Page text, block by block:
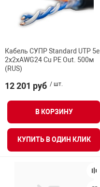
Кабель СУПР Standard UTP 5e
2x2xAWG24 Cu PE Out. 500м
(RUS)
12 201 руб / шт.
В КОРЗИНУ
КУПИТЬ В ОДИН КЛИК